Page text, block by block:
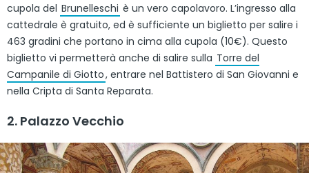
cupola del Brunelleschi è un vero capolavoro. L’ingresso alla
cattedrale è gratuito, ed è sufficiente un biglietto per salire i
463 gradini che portano in cima alla cupola (10€). Questo
biglietto vi permetterà anche di salire sulla Torre del
Campanile di Giotto, entrare nel Battistero di San Giovanni e
nella Cripta di Santa Reparata.
2. Palazzo Vecchio